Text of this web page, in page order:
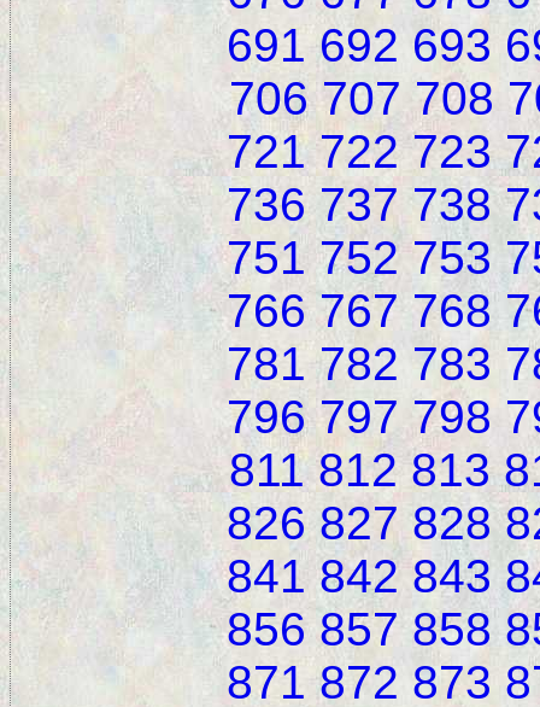
691 692 693
706 707 708
721 722 723
736 737 738
751 752 753
766 767 768
781 782 783
796 797 798
811 812 813
826 827 828
841 842 843
856 857 858
871 872 873